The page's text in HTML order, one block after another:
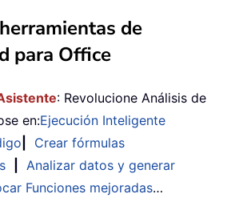
de
para Office
: Revolucione Análisis de
en:Ejecución Inteligente
Crear fórmulas
Analizar datos y generar
Funciones mejoradas…